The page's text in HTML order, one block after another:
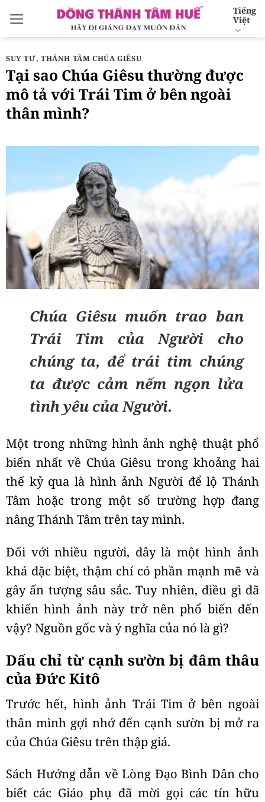
qua
nội
dung
Tiếng
Việt
SUY TƯ, THÁNH TÂM CHÚA GIÊSU
Tại sao Chúa Giêsu thường được
mô tả với Trái Tim ở bên ngoài
thân mình?
Chúa Giêsu muốn trao ban
Trái Tim của Người cho
chúng ta, để trái tim chúng
ta được cảm nếm ngọn lửa
tình yêu của Người.
Một trong những hình ảnh nghệ thuật phổ
biến nhất về Chúa Giêsu trong khoảng hai
thế kỷ qua là hình ảnh Người để lộ Thánh
Tâm hoặc trong một số trường hợp đang
nâng Thánh Tâm trên tay mình.
Đối với nhiều người, đây là một hình ảnh
khá đặc biệt, thậm chí có phần mạnh mẽ và
gây ấn tượng sâu sắc. Tuy nhiên, điều gì đã
khiến hình ảnh này trở nên phổ biến đến
vậy? Nguồn gốc và ý nghĩa của nó là gì?
Dấu chỉ từ cạnh sườn bị đâm thâu
của Đức Kitô
Trước hết, hình ảnh Trái Tim ở bên ngoài
thân mình gợi nhớ đến cạnh sườn bị mở ra
của Chúa Giêsu trên thập giá.
Sách Hướng dẫn về Lòng Đạo Bình Dân cho
biết các Giáo phụ đã mời gọi các tín hữu